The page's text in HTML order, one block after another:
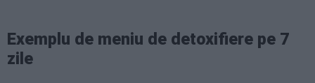
Exemplu de meniu de detoxifiere pe 7
zile